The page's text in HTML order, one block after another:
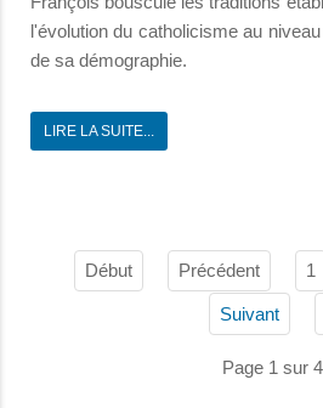
l'évolution du catholicisme au
de sa démographie.
LIRE LA SUITE...
Début Précédent 1
Suivant
Page 1 sur 4